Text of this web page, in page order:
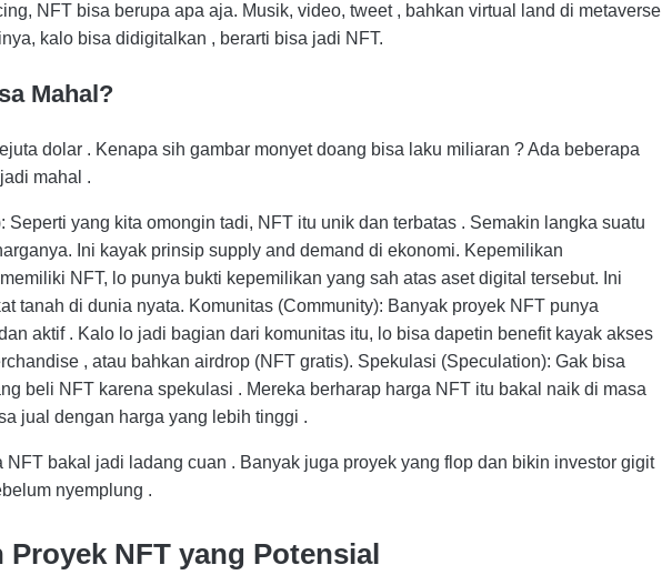
NFT bisa berupa apa aja. Musik, video, tweet , bahkan virtual land di metaverse
kalo bisa didigitalkan , berarti bisa jadi NFT.
Mahal?
dolar . Kenapa sih gambar monyet doang bisa laku miliaran ? Ada beberapa
mahal .
Seperti yang kita omongin tadi, NFT itu unik dan terbatas . Semakin langka suatu
Ini kayak prinsip supply and demand di ekonomi. Kepemilikan
NFT, lo punya bukti kepemilikan yang sah atas aset digital tersebut. Ini
tanah di dunia nyata. Komunitas (Community): Banyak proyek NFT punya
aktif . Kalo lo jadi bagian dari komunitas itu, lo bisa dapetin benefit kayak akses
, atau bahkan airdrop (NFT gratis). Spekulasi (Speculation): Gak bisa
beli NFT karena spekulasi . Mereka berharap harga NFT itu bakal naik di masa
jual dengan harga yang lebih tinggi .
NFT bakal jadi ladang cuan . Banyak juga proyek yang flop dan bikin investor gigit
nyemplung .
Proyek NFT yang Potensial